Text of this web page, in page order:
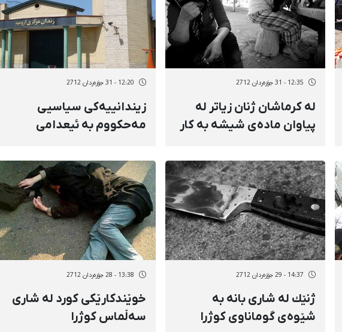
12:35 - 31 جۆزەردان 2712
لە كرماشان ژنان زیاتر لە
پیاوان مادەی شیشە بە كار
12:20 - 31 جۆزەردان 2712
زیندانییەكی سیاسیی
مەحكووم بە ئیعدامی
شوێنێكی نادیار راگوێزرا
14:37 - 29 جۆزەردان 2712
ژنێك لە شاری بانە بە
شێوەی گوماناوی كوژرا
13:38 - 28 جۆزەردان 2712
خوێندكارێكی كورد لە شاری
سه‌ڵماس كوژرا